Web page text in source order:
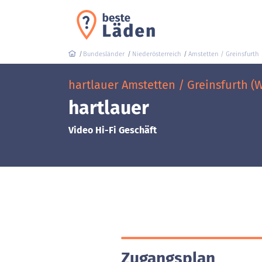
Bundesländer Niederösterreich Amstetten / Greinsfurth
hartlauer Amstetten / Greinsfurth
hartlauer
Video Hi-Fi Geschäft